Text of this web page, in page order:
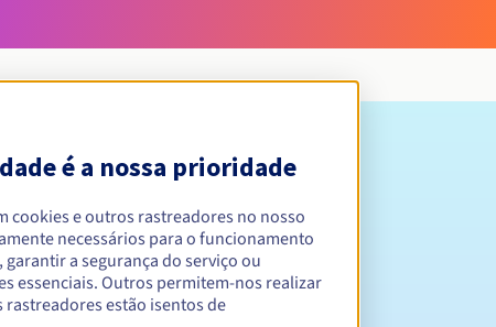
elegibilidade
geográfica.
e notificações
é a nossa prioridade
cookies e outros rastreadores no nosso
necessários para o funcionamento
a segurança do serviço ou
essenciais. Outros permitem-nos realizar
rastreadores estão isentos de